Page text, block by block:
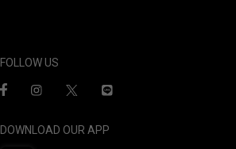
FOLLOW US
DOWNLOAD OUR APP